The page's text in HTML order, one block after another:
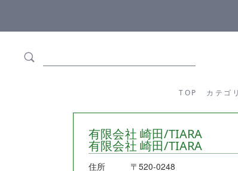
TOP カテゴ
カテ
有限会社 崎田/TIARA
有限会社 崎田/TIARA
住所
〒520-0248